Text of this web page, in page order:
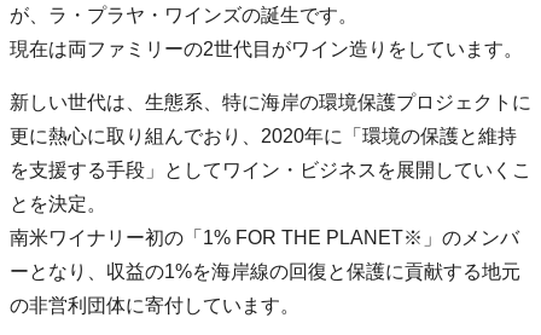
が、ラ・プラヤ・ワインズの誕生です。
現在は両ファミリーの2世代目がワイン造りをしています。
新しい世代は、生態系、特に海岸の環境保護プロジェクトに
更に熱心に取り組んでおり、2020年に「環境の保護と維持
を支援する手段」としてワイン・ビジネスを展開していくこ
とを決定。
南米ワイナリー初の「1% FOR THE PLANET※」のメンバ
ーとなり、収益の1%を海岸線の回復と保護に貢献する地元
の非営利団体に寄付しています。